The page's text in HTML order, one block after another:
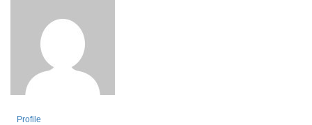
Profile